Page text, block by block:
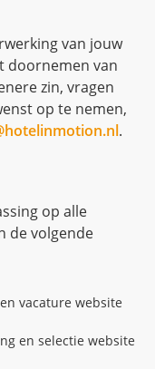
van jouw
doornemen van
zin, vragen
op te nemen,
.
op alle
de volgende
een vacature website
en selectie website